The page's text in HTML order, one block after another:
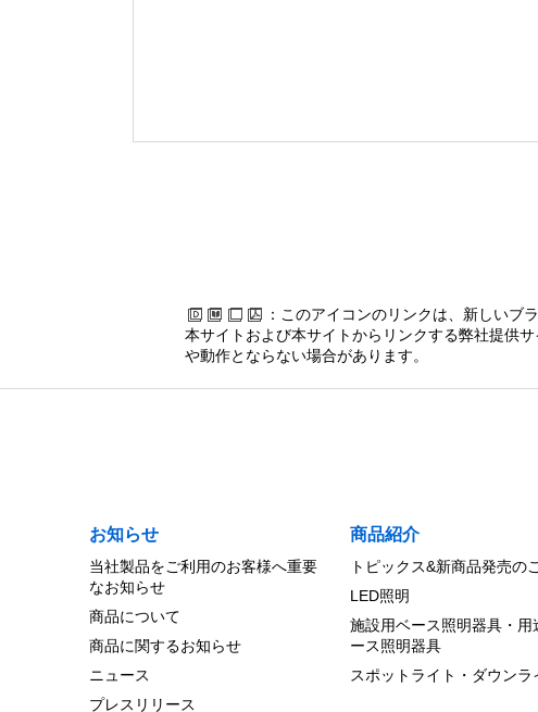
：このアイコンのリンクは、新しいブ
本サイトおよび本サイトからリンクする弊社提供
や動作とならない場合があります。
お知らせ
当社製品をご利用のお客様へ重要
なお知らせ
商品について
商品に関するお知らせ
ニュース
プレスリリース
商品紹介
トピックス&新商品発売の
LED照明
施設用ベース照明器具・用
ース照明器具
スポットライト・ダウンラ